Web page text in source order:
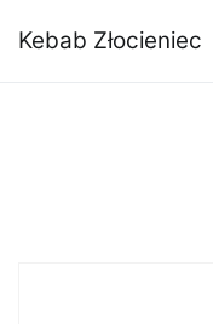
doKebab Złocieniec